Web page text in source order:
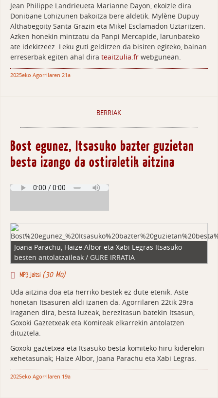
Jean Philippe Landrieueta Marianne Dayon, ekoizle dira
Donibane Lohizunen bakoitza bere aldetik. Mylène Dupuy
Althabegoity Santa Grazin eta Mikel Esclamadon Uztaritzen.
Azken honekin mintzatu da Panpi Mercapide, larunbateko
ate idekitzeez. Leku guti gelditzen da bisiten egiteko, bainan
erreserbak egiten ahal dira teaitzulia.fr webgunean.
2025eko Agorrilaren 21a
BERRIAK
Bost egunez, Itsasuko bazter guzietan
besta izango da ostiraletik aitzina
Joana Parachu, Haize Albor eta Xabi Legras Itsasuko
besten antolatzaileak / GURE IRRATIA
MP3 jaitsi (30 Mo)
Uda aitzina doa eta herriko bestek ez dute etenik. Aste
honetan Itsasuren aldi izanen da. Agorrilaren 22tik 29ra
iraganen dira, besta luzeak, berezitasun batekin Itsasun,
Goxoki Gaztetxeak eta Komiteak elkarrekin antolatzen
dituztela.
Goxoki gaztetxea eta Itsasuko besta komiteko hiru kiderekin
xehetasunak; Haize Albor, Joana Parachu eta Xabi Legras.
2025eko Agorrilaren 19a